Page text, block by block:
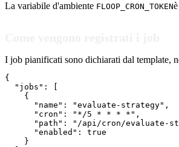
La variabile d'ambiente FLOOP_CRON_TOKEN
I job pianificati sono dichiarati dal template,
{
  "jobs": [
    {
      "name": "evaluate-strategy",
      "cron": "*/5 * * * *",
"path": "/api/cron/evaluate-
      "enabled": true
    }